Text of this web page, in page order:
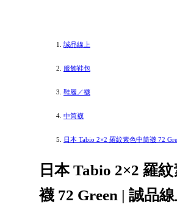
誠品線上
服飾鞋包
鞋履／襪
中筒襪
日本 Tabio 2×2 羅紋素色中筒襪 72
日本 Tabio 2×2 羅
襪 72 Green | 誠品